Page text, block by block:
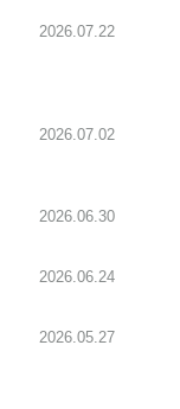
2026.07.22
2026.07.02
2026.06.30
2026.06.24
2026.05.27